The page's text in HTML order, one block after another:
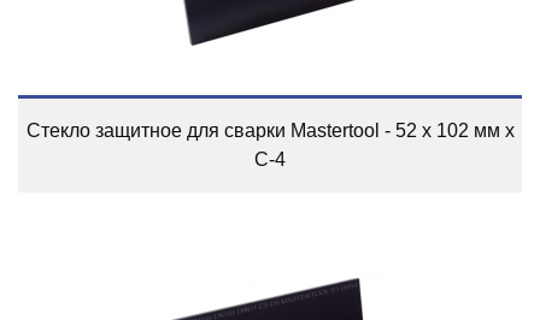
Стекло защитное для сварки Mastertool - 52 x 102 мм x
С-4